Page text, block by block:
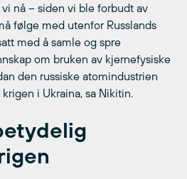
nå – siden vi ble forbudt av
følge med utenfor Russlands
med å samle og spre
om bruken av kjernefysiske
den russiske atomindustrien
i Ukraina, sa Nikitin.